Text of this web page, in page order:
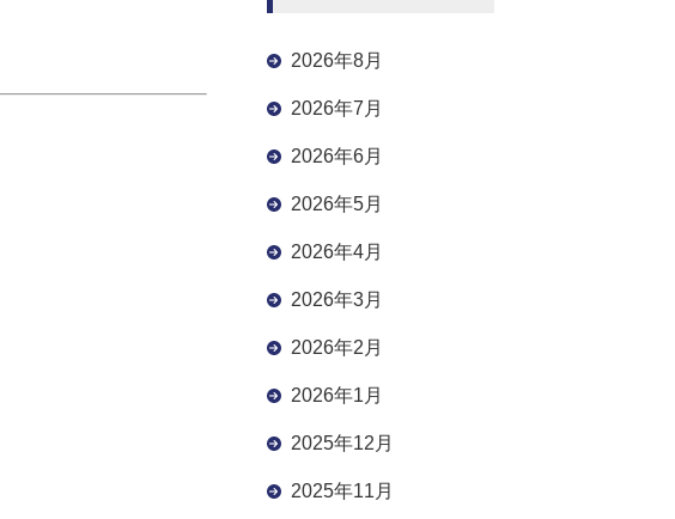
2026年8月
2026年7月
2026年6月
2026年5月
2026年4月
2026年3月
2026年2月
2026年1月
2025年12月
2025年11月